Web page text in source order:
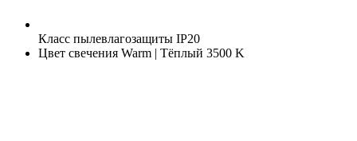
Класс пылевлагозащиты IP20
Цвет свечения Warm | Тёплый 3500 K